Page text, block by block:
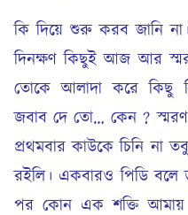
কি দিয়ে শুরু করব জানি
দিনক্ষণ কিছুই আজ আর
তোকে আলাদা করে কিছু
জবাব দে তো… কেন ?
প্রথমবার কাউকে চিনি না
রইলি। একবারও পিডি বলে
পর কোন এক শক্তি আমায়